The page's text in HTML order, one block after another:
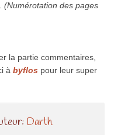
(Numérotation des pages
la partie commentaires,
à byflospour leur super
Darth